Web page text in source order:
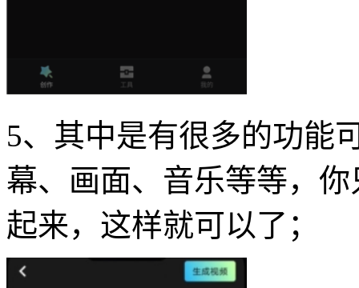
5、其中是有很多的功能
幕、画面、音乐等等，
起来，这样就可以了；